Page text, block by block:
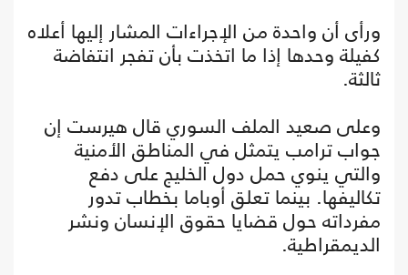
ورأى أن واحدة من الإجراءات المشار إليها أعلاه
كفيلة وحدها إذا ما اتخذت بأن تفجر انتفاضة
ثالثة.
وعلى صعيد الملف السوري قال هيرست إن
جواب ترامب يتمثل في المناطق الأمنية
والتي ينوي حمل دول الخليج على دفع
تكاليفها. بينما تعلق أوباما بخطاب تدور
مفرداته حول قضايا حقوق الإنسان ونشر
الديمقراطية.